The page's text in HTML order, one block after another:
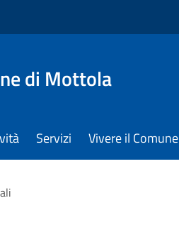
di Mottola
Servizi Vivere il Comune